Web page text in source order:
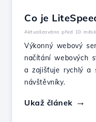
Co je
Aktualizováno před 10
Výkonný webový
načítání webových
a zajišťuje rychlý a
návštěvníky.
Ukaž článek